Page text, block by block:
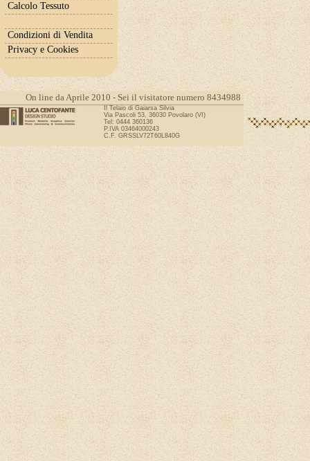
Calcolo Tessuto
Condizioni di Vendita
Privacy e Cookies
On line da Aprile 2010 - Sei il visitatore numero 8434988
Il Telaio di Gaiarsa Silvia
Via Pascoli 53, 36030 Povolaro (VI)
Tel: 0444 360136
P.IVA 03464000243
C.F. GRSSLV72T60L840G